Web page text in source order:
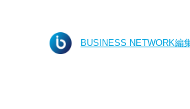
BUSINESS NETWORK編